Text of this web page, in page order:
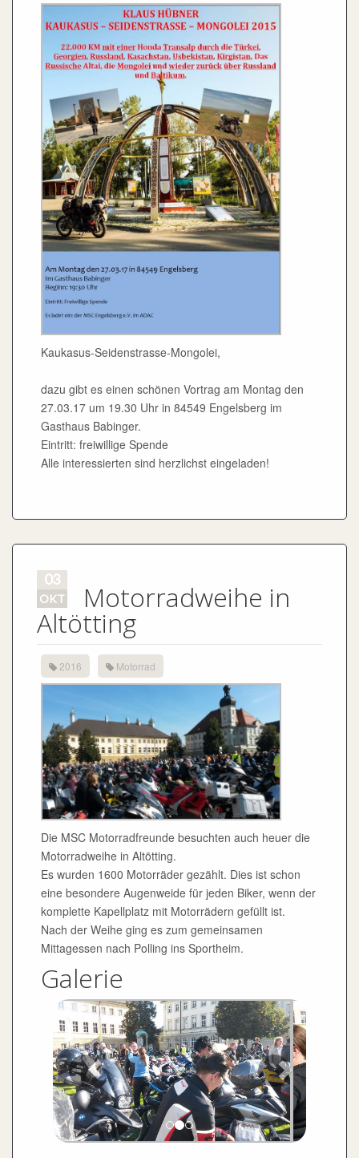
Kaukasus-Seidenstrasse-Mongolei,
dazu gibt es einen schönen Vortrag am Montag den
27.03.17 um 19.30 Uhr in 84549 Engelsberg im
Gasthaus Babinger.
Eintritt: freiwillige Spende
Alle interessierten sind herzlichst eingeladen!
03
OKT Motorradweihe in
Altötting
Es wurden 1600 Motorräder gezählt. Dies ist schon
eine besondere Augenweide für jeden Biker, wenn der
komplette Kapellplatz mit Motorrädern gefüllt ist.
Nach der Weihe ging es zum gemeinsamen
Mittagessen nach Polling ins Sportheim.
Galerie
21
APR 24.4.2016 -
Gemeinsame Fahrt zur
Motorradweihe
Ebersberg/Halbing
2016 Motorrad